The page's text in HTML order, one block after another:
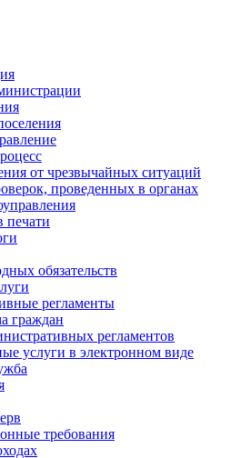
от чрезвычайных ситуаций
проведенных в органах
печати
обязательств
регламенты
граждан
регламентов
услуги в электронном виде
требования